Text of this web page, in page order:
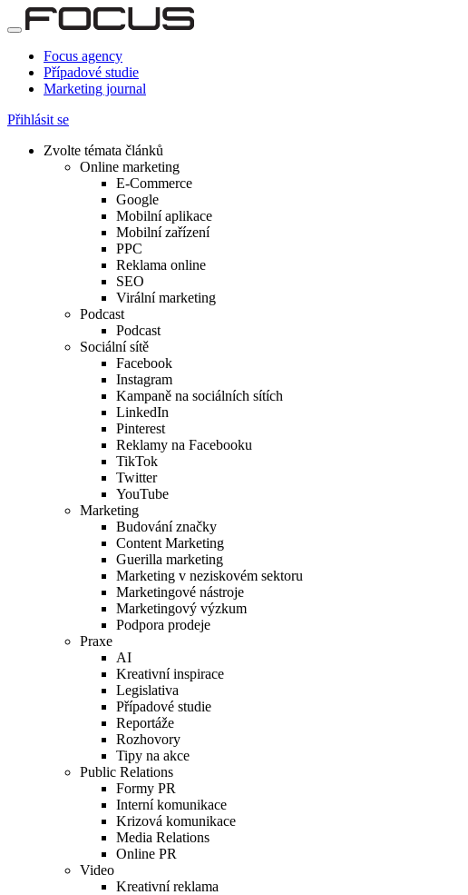
Focus agency
Případové studie
Marketing journal
Přihlásit se
Zvolte témata článků
Online marketing
E-Commerce
Google
Mobilní aplikace
Mobilní zařízení
PPC
Reklama online
SEO
Virální marketing
Podcast
Podcast
Sociální sítě
Facebook
Instagram
Kampaně na sociálních sítích
LinkedIn
Pinterest
Reklamy na Facebooku
TikTok
Twitter
YouTube
Marketing
Budování značky
Content Marketing
Guerilla marketing
Marketing v neziskovém sektoru
Marketingové nástroje
Marketingový výzkum
Podpora prodeje
Praxe
AI
Kreativní inspirace
Legislativa
Případové studie
Reportáže
Rozhovory
Tipy na akce
Public Relations
Formy PR
Interní komunikace
Krizová komunikace
Media Relations
Online PR
Video
Kreativní reklama